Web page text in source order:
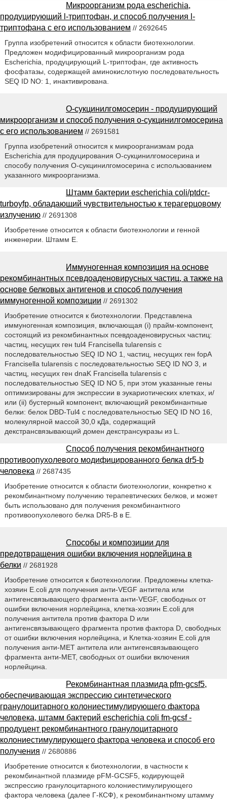
Микроорганизм рода escherichia,
продуцирующий l-триптофан, и способ получения l-
триптофана с его использованием // 2692645
Группа изобретений относится к области биотехнологии.
Предложен модифицированный микроорганизм рода
Escherichia, продуцирующий L-триптофан, где активность
фосфатазы, содержащей аминокислотную последовательность
SEQ ID NO: 1, инактивирована.
О-сукцинилгомосерин - продуцирующий
микроорганизм и способ получения о-сукцинилгомосерина
с его использованием // 2691581
Группа изобретений относится к микроорганизмам рода
Escherichia для продуцирования О-сукцинилгомосерина и
способу получения O-сукцинилгомосерина с использованием
указанного микроорганизма.
Штамм бактерии escherichia coli/ptdcr-
turboyfp, обладающий чувствительностью к терагерцовому
излучению // 2691308
Изобретение относится к области биотехнологии и генной
инженерии. Штамм Е.
Иммуногенная композиция на основе
рекомбинантных псевдоаденовирусных частиц, а также на
основе белковых антигенов и способ получения
иммуногенной композиции // 2691302
Изобретение относится к биотехнологии. Представлена
иммуногенная композиция, включающая (i) прайм-компонент,
состоящий из рекомбинантных псевдоаденовирусных частиц:
частиц, несущих ген tul4 Francisella tularensis с
последовательностью SEQ ID NO 1, частиц, несущих ген fopA
Francisella tularensis с последовательностью SEQ ID NO 3, и
частиц, несущих ген dnaK Francisella tularensis с
последовательностью SEQ ID NO 5, при этом указанные гены
оптимизированы для экспрессии в эукариотических клетках, и/
или (ii) бустерный компонент, включающий рекомбинантные
белки: белок DBD-Tul4 с последовательностью SEQ ID NO 16,
молекулярной массой 30,0 кДа, содержащий
декстрансвязывающий домен декстрансукразы из L.
Способ получения рекомбинантного
противоопухолевого модифицированного белка dr5-b
человека // 2687435
Изобретение относится к области биотехнологии, конкретно к
рекомбинантному получению терапевтических белков, и может
быть использовано для получения рекомбинантного
противоопухолевого белка DR5-B в Е.
Способы и композиции для
предотвращения ошибки включения норлейцина в
белки // 2681928
Изобретение относится к биотехнологии. Предложены клетка-
хозяин E.coli для получения анти-VEGF антитела или
антигенсвязывающего фрагмента анти-VEGF, свободных от
ошибки включения норлейцина, клетка-хозяин E.coli для
получения антитела против фактора D или
антигенсвязывающего фрагмента против фактора D, свободных
от ошибки включения норлейцина, и Клетка-хозяин E.coli для
получения анти-МЕТ антитела или антигенсвязывающего
фрагмента анти-МЕТ, свободных от ошибки включения
норлейцина.
Рекомбинантная плазмида pfm-gcsf5,
обеспечивающая экспрессию синтетического
гранулоцитарного колониестимулирующего фактора
человека, штамм бактерий escherichia coli fm-gcsf -
продуцент рекомбинантного гранулоцитарного
колониестимулирующего фактора человека и способ его
получения // 2680886
Изобретение относится к биотехнологии, в частности к
рекомбинантной плазмиде pFM-GCSF5, кодирующей
экспрессию гранулоцитарного колониестимулирующего
фактора человека (далее Г-КСФ), к рекомбинантному штамму